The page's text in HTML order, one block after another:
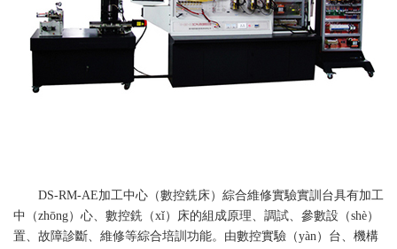
DS-RM-AE加工中心（數控銑床）綜合維修實驗實訓台具有加工
中（zhōng）心、數控銑（xǐ）床的組成原理、調試、參數設（shè）
置、故障診斷、維修等綜合培訓功能。由數控實驗（yàn）台、機構